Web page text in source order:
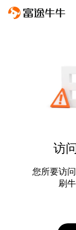
访
您所要访
刷